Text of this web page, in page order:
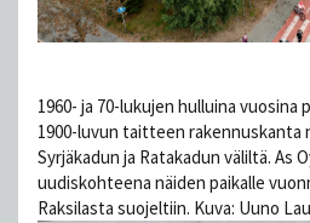
1960- ja 70-lukujen hulluina
1900-luvun taitteen rakennuskanta
Syrjäkadun ja Ratakadun väliltä. As
uudiskohteena näiden paikalle
Raksilasta suojeltiin. Kuva: Uuno